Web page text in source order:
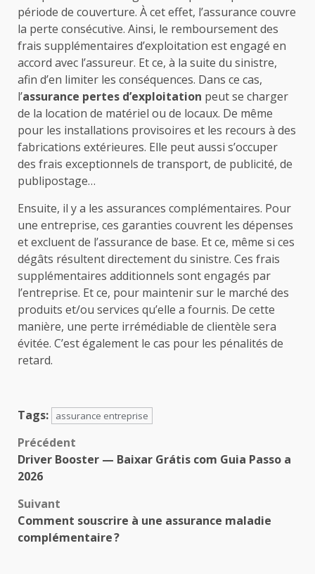
période de couverture. À cet effet, l’assurance couvre
la perte consécutive. Ainsi, le remboursement des
frais supplémentaires d’exploitation est engagé en
accord avec l’assureur. Et ce, à la suite du sinistre,
afin d’en limiter les conséquences. Dans ce cas,
l’assurance pertes d’exploitation peut se charger
de la location de matériel ou de locaux. De même
pour les installations provisoires et les recours à des
fabrications extérieures. Elle peut aussi s’occuper
des frais exceptionnels de transport, de publicité, de
publipostage…
Ensuite, il y a les assurances complémentaires. Pour
une entreprise, ces garanties couvrent les dépenses
et excluent de l’assurance de base. Et ce, même si ces
dégâts résultent directement du sinistre. Ces frais
supplémentaires additionnels sont engagés par
l’entreprise. Et ce, pour maintenir sur le marché des
produits et/ou services qu’elle a fournis. De cette
manière, une perte irrémédiable de clientèle sera
évitée. C’est également le cas pour les pénalités de
retard.
Tags: assurance entreprise
Navigation
d’article
Précédent
Driver Booster — Baixar Grátis com Guia Passo a
2026
Suivant
Comment souscrire à une assurance maladie
complémentaire ?